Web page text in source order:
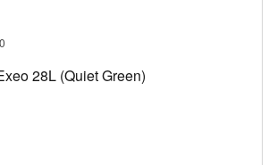
28L (Quiet Green)